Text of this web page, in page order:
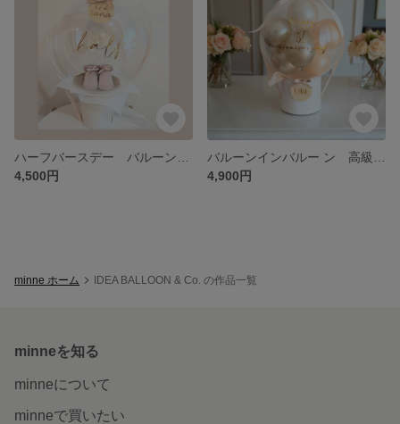
4,500円
4,900円
minne ホーム IDEA BALLOON & Co. の作品一覧
minneを知る
minneについて
minneで買いたい